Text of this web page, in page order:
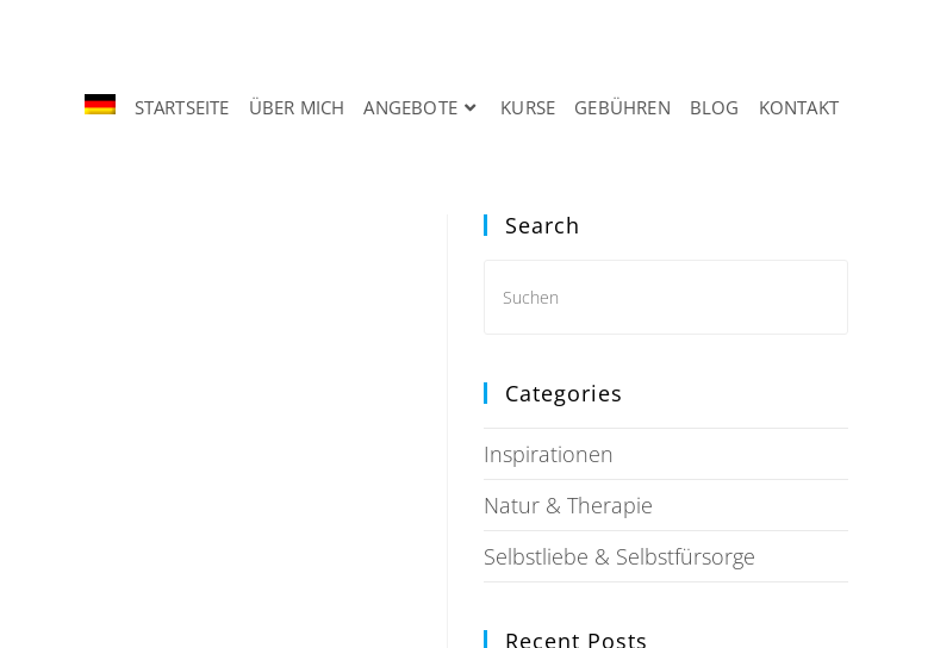
STARTSEITE ÜBER MICH ANGEBOTE KURSE GEBÜHREN BLOG KONTAKT
Search
Categories
Inspirationen
Natur & Therapie
Selbstliebe & Selbstfürsorge
Recent Posts